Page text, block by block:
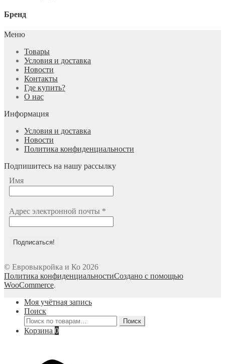
Бренд
Меню
Товары
Условия и доставка
Новости
Контакты
Где купить?
О нас
Информация
Условия и доставка
Новости
Политика конфиденциальности
Подпишитесь на нашу рассылку
Имя
Адрес электронной почты *
© Евровыкройка и Ко 2026
Политика конфиденциальностиСоздано с помощью
WooCommerce.
Моя учётная запись
Поиск
Искать:
Поиск
Корзина 0